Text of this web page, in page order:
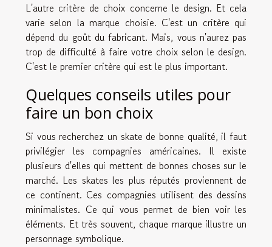
L'autre critère de choix concerne le design. Et cela
varie selon la marque choisie. C'est un critère qui
dépend du goût du fabricant. Mais, vous n'aurez pas
trop de difficulté à faire votre choix selon le design.
C'est le premier critère qui est le plus important.
Quelques conseils utiles pour
faire un bon choix
Si vous recherchez un skate de bonne qualité, il faut
privilégier les compagnies américaines. Il existe
plusieurs d'elles qui mettent de bonnes choses sur le
marché. Les skates les plus réputés proviennent de
ce continent. Ces compagnies utilisent des dessins
minimalistes. Ce qui vous permet de bien voir les
éléments. Et très souvent, chaque marque illustre un
personnage symbolique.